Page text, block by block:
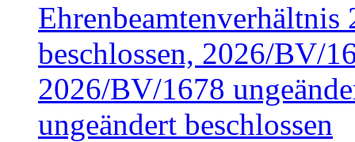
beschlossen, 2026/BV/
2026/BV/1678
ungeändert beschlossen